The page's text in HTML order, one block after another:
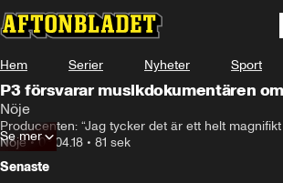
Hem Serier Nyheter Sport
P3 försvarar musikdokumentären
Nöje
Producenten: “Jag tycker det är ett helt
Nöje•03.04.18 • 81 sek
Se mer
Senaste